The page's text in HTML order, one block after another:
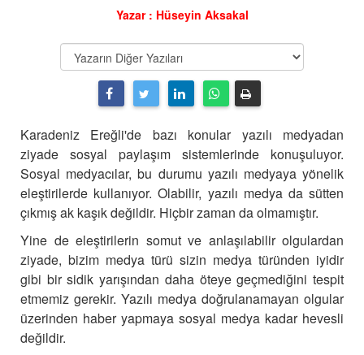
Yazar : Hüseyin Aksakal
Karadeniz Ereğli'de bazı konular yazılı medyadan
ziyade sosyal paylaşım sistemlerinde konuşuluyor.
Sosyal medyacılar, bu durumu yazılı medyaya yönelik
eleştirilerde kullanıyor. Olabilir, yazılı medya da sütten
çıkmış ak kaşık değildir. Hiçbir zaman da olmamıştır.
Yine de eleştirilerin somut ve anlaşılabilir olgulardan
ziyade, bizim medya türü sizin medya türünden iyidir
gibi bir sidik yarışından daha öteye geçmediğini tespit
etmemiz gerekir. Yazılı medya doğrulanamayan olgular
üzerinden haber yapmaya sosyal medya kadar hevesli
değildir.